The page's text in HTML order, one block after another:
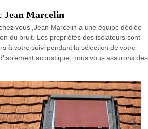
Jean Marcelin
vous ,Jean Marcelin a une équipe dédiée
du bruit. Les propriétés des isolateurs sont
à votre suivi pendant la sélection de votre
acoustique, nous vous assurons des